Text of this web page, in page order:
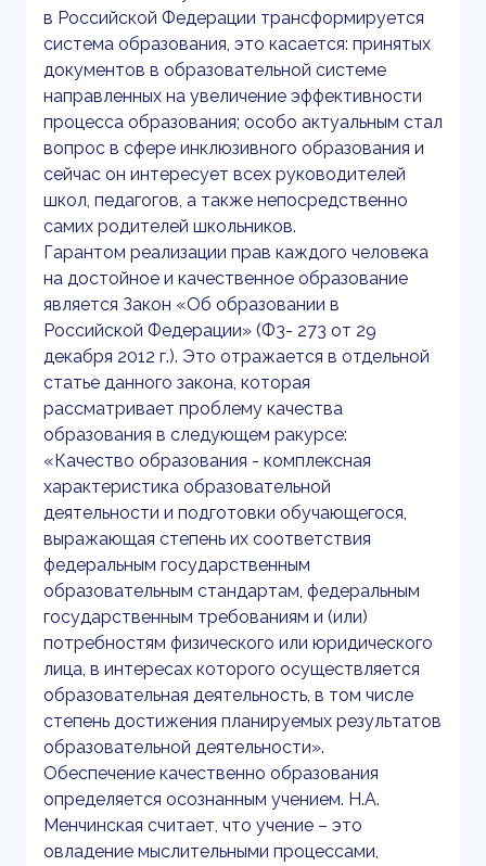
в Российской Федерации трансформируется
система образования, это касается: принятых
документов в образовательной системе
направленных на увеличение эффективности
процесса образования; особо актуальным стал
вопрос в сфере инклюзивного образования и
сейчас он интересует всех руководителей
школ, педагогов, а также непосредственно
самих родителей школьников.
Гарантом реализации прав каждого человека
на достойное и качественное образование
является Закон «Об образовании в
Российской Федерации» (Ф3- 273 от 29
декабря 2012 г.). Это отражается в отдельной
статье данного закона, которая
рассматривает проблему качества
образования в следующем ракурсе:
«Качество образования - комплексная
характеристика образовательной
деятельности и подготовки обучающегося,
выражающая степень их соответствия
федеральным государственным
образовательным стандартам, федеральным
государственным требованиям и (или)
потребностям физического или юридического
лица, в интересах которого осуществляется
образовательная деятельность, в том числе
степень достижения планируемых результатов
образовательной деятельности».
Обеспечение качественно образования
определяется осознанным учением. Н.А.
Менчинская считает, что учение – это
овладение мыслительными процессами,